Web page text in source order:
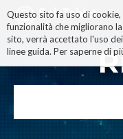
Questo sito fa uso di
funzionalità che migliorano
sito, verrà accettato l'uso
linee guida. Per saperne di
|